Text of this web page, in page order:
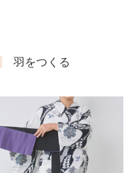
羽をつくる